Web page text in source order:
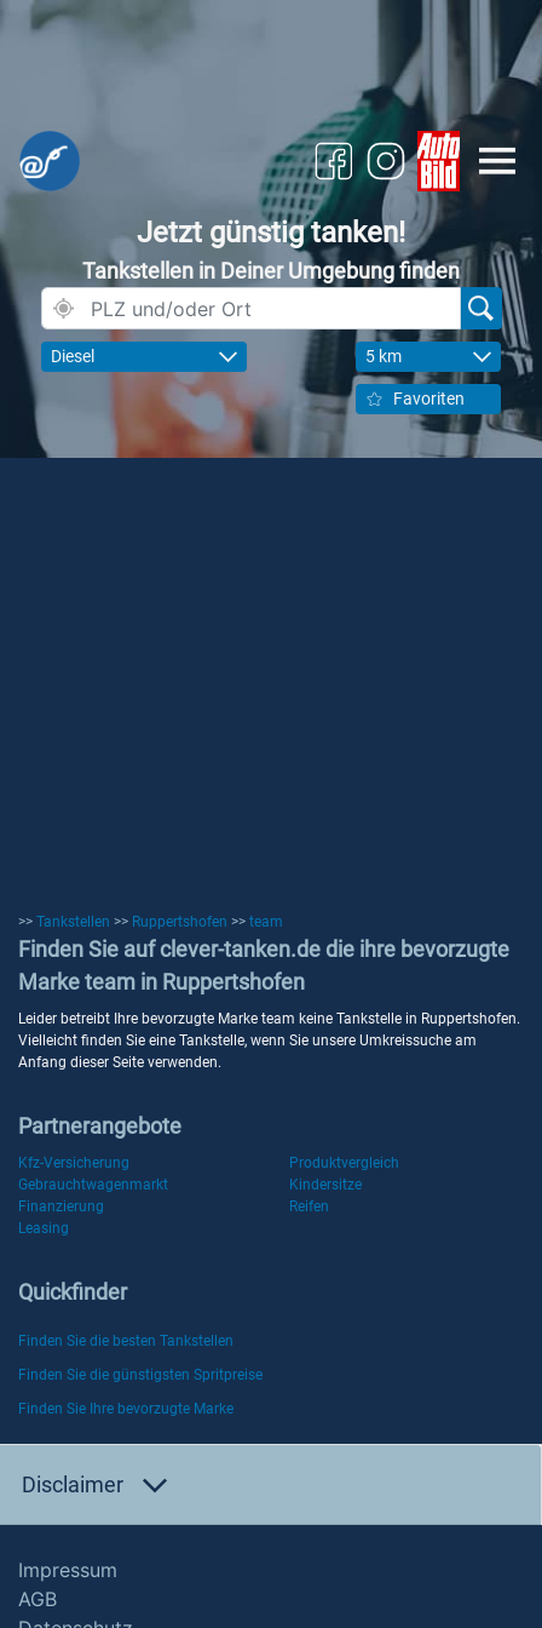
Jetzt günstig tanken!
Tankstellen in Deiner Umgebung finden
Diesel 5 km
Favoriten
>> Tankstellen >> Ruppertshofen >> team
Finden Sie auf clever-tanken.de die ihre bevorzugte
Marke team in Ruppertshofen
Leider betreibt Ihre bevorzugte Marke team keine Tankstelle in Ruppertshofen.
Vielleicht finden Sie eine Tankstelle, wenn Sie unsere Umkreissuche am
Anfang dieser Seite verwenden.
Partnerangebote
Kfz-Versicherung
Produktvergleich
Gebrauchtwagenmarkt
Kindersitze
Finanzierung
Reifen
Leasing
Quickfinder
Finden Sie die besten Tankstellen
Finden Sie die günstigsten Spritpreise
Finden Sie Ihre bevorzugte Marke
Disclaimer
Impressum
AGB